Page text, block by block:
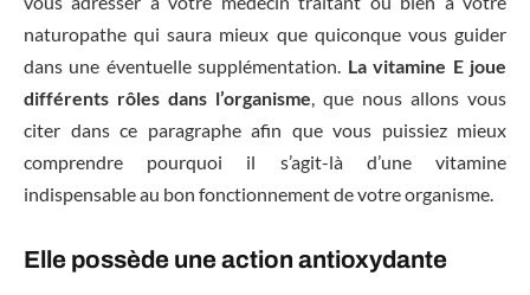
naturopathe qui saura mieux que quiconque vous guider
dans une éventuelle supplémentation. La vitamine E joue
différents rôles dans l’organisme , que nous allons vous
citer dans ce paragraphe afin que vous puissiez mieux
comprendre pourquoi il s’agit-là d’une vitamine
indispensable au bon fonctionnement de votre organisme.
Elle possède une action antioxydante